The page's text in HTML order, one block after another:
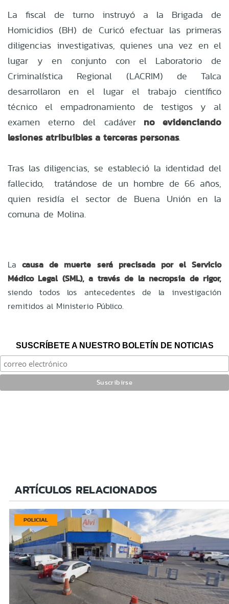
La fiscal de turno instruyó a la Brigada de
Homicidios (BH) de Curicó efectuar las primeras
diligencias investigativas, quienes una vez en el
lugar y en conjunto con el Laboratorio de
Criminalística Regional (LACRIM) de Talca
desarrollaron en el lugar el trabajo científico
técnico el empadronamiento de testigos y al
examen eterno del cadáverno evidenciando
lesiones atribuibles a terceras personas.
Tras las diligencias, se estableció la identidad del
fallecido, tratándose de un hombre de 66 años,
quien residía el sector de Buena Unión en la
comuna de Molina.
La causa de muerte será precisada por el Servicio
Médico Legal (SML), a través de la necropsia de rigor,
siendo todos los antecedentes de la investigación
remitidos al Ministerio Público.
SUSCRÍBETE A NUESTRO BOLETÍN DE NOTICIAS
ARTÍCULOS RELACIONADOS
POLICIAL